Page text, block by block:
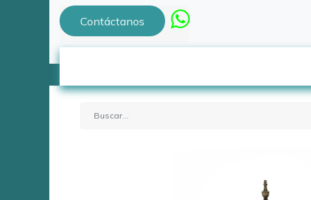
Contáctanos